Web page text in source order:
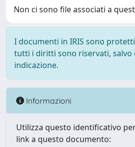
Non ci sono file associati a
I documenti in IRIS sono
tutti i diritti sono riservati, salvo
indicazione.
Informazioni
Utilizza questo identificativo
link a questo documento: